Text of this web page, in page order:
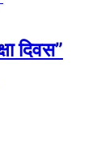
दिवस”